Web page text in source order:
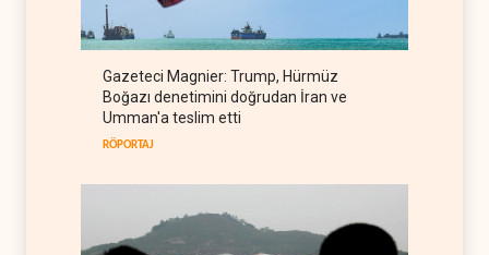
petrol ithalatını 40 yıl sonra
ilk kez durdurdu
BATI YARIM KÜRE
Gazeteci Magnier: Trump, Hürmüz
Boğazı denetimini doğrudan İran ve
Umman'a teslim etti
RÖPORTAJ